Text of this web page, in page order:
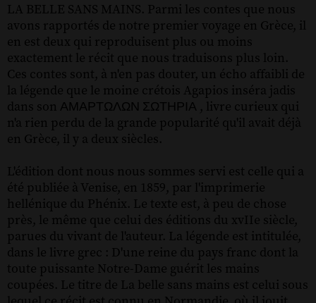
LA BELLE SANS MAINS. Parmi les contes que nous
avons rapportés de notre premier voyage en Grèce, il
en est deux qui reproduisent plus ou moins
exactement le récit que nous traduisons plus loin.
Ces contes sont, à n'en pas douter, un écho affaibli de
la légende que le moine crétois Agapios inséra jadis
dans son ΑΜΑΡΤΩΛΩΝ ΣΩΤΗΡΙΑ , livre curieux qui
n'a rien perdu de la grande popularité qu'il avait déjà
en Grèce, il y a deux siècles.
L'édition dont nous nous sommes servi est celle qui a
été publiée à Venise, en 1859, par l'imprimerie
hellénique du Phénix. Le texte est, à peu de chose
près, le même que celui des éditions du xvIIe siècle,
parues du vivant de l'auteur. La légende est intitulée,
dans le livre grec : D'une reine du pays franc dont la
toute puissante Notre-Dame guérit les mains
coupées. Le titre de La belle sans mains est celui sous